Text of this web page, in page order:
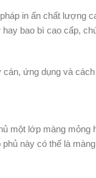
in ấn chất lượng
bao bì cao cấp,
ứng dụng và
một lớp màng mỏng
này có thể là